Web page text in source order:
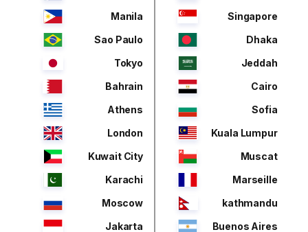
Singapore
Manila
Dhaka
Sao Paulo
Jeddah
Tokyo
Cairo
Bahrain
Sofia
Athens
Kuala Lumpur
London
Muscat
Kuwait City
Marseille
Karachi
kathmandu
Moscow
Buenos Aires
Jakarta